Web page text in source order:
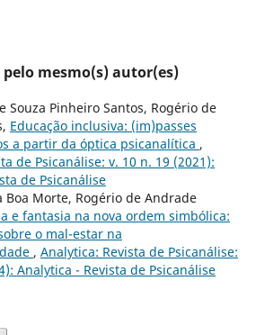
mesmo(s) autor(es)
Souza Pinheiro Santos, Rogério de
Educação inclusiva: (im)passes
a partir da óptica psicanalítica ,
de Psicanálise: v. 10 n. 19 (2021):
de Psicanálise
Boa Morte, Rogério de Andrade
e fantasia na nova ordem simbólica:
o mal-estar na
, Analytica: Revista de Psicanálise:
Analytica - Revista de Psicanálise